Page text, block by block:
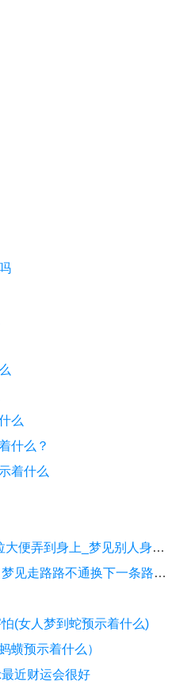
么
什么？
着什么
梦见粑粑弄身上_梦见自己拉大便弄到身上_梦见别人身上沾有大便
梦见走路路不通是什么意思 梦见走路路不通换下一条路走预示着什么
(女人梦到蛇预示着什么)
蟥预示着什么）
近财运会很好